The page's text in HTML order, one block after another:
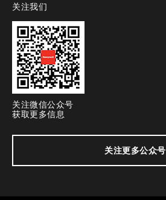
toggle view
关注我们
关注微信公众号
获取更多信息
关注更多公众号